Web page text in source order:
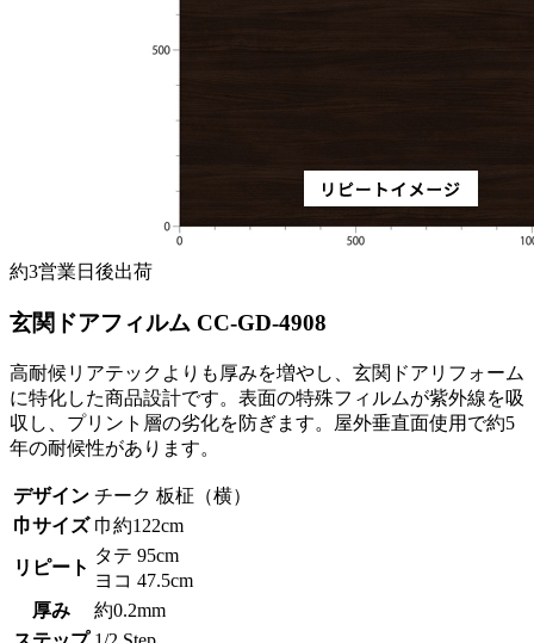
約3営業日後出荷
玄関ドアフィルム CC-GD-4908
高耐候リアテックよりも厚みを増やし、玄関ドアリフォーム
に特化した商品設計です。表面の特殊フィルムが紫外線を吸
収し、プリント層の劣化を防ぎます。屋外垂直面使用で約5
年の耐候性があります。
デザイン チーク 板柾（横）
巾サイズ 巾約122cm
リピート
タテ 95cm
ヨコ 47.5cm
厚み
約0.2mm